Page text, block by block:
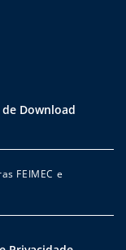
Download
FEIMEC e